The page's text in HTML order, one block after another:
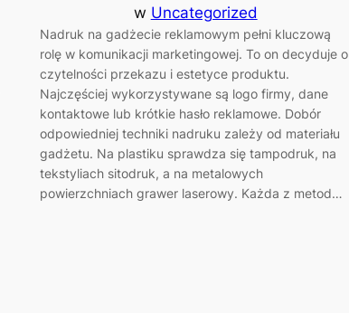
w Uncategorized
Nadruk na gadżecie reklamowym pełni kluczową
rolę w komunikacji marketingowej. To on decyduje o
czytelności przekazu i estetyce produktu.
Najczęściej wykorzystywane są logo firmy, dane
kontaktowe lub krótkie hasło reklamowe. Dobór
odpowiedniej techniki nadruku zależy od materiału
gadżetu. Na plastiku sprawdza się tampodruk, na
tekstyliach sitodruk, a na metalowych
powierzchniach grawer laserowy. Każda z metod…